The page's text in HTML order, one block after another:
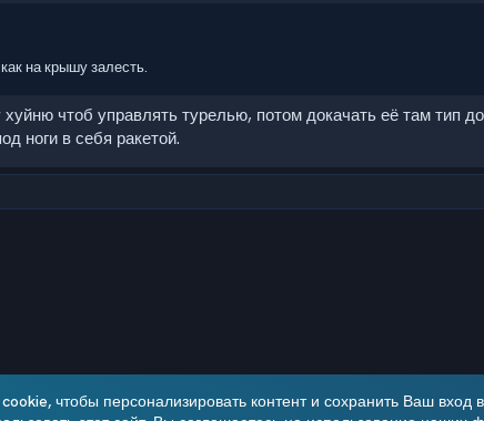
на крышу залесть.
чтоб управлять турелью, потом докачать её там тип
ноги в себя ракетой.
чтобы персонализировать контент и сохранить Ваш вход